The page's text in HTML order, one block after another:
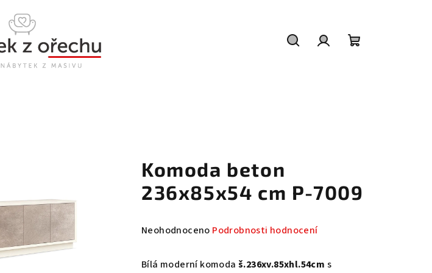
Komoda beton
236x85x54 cm P-7009
Průměrné
produktu
Neohodnoceno Podrobnosti hodnocení
Bílá moderní komoda š.236xv.85xhl.54cm s